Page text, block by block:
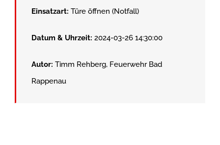
Einsatzart: Türe öffnen (Notfall)
Datum & Uhrzeit: 2024-03-26 14:30:00
Autor: Timm Rehberg, Feuerwehr Bad
Rappenau